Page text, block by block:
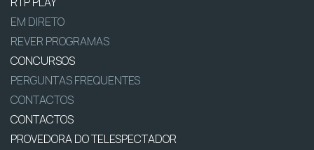
EM DIRETO
REVER PROGRAMAS
CONCURSOS
PERGUNTAS FREQUENTES
CONTACTOS
CONTACTOS
PROVEDORA DO TELESPECTADOR